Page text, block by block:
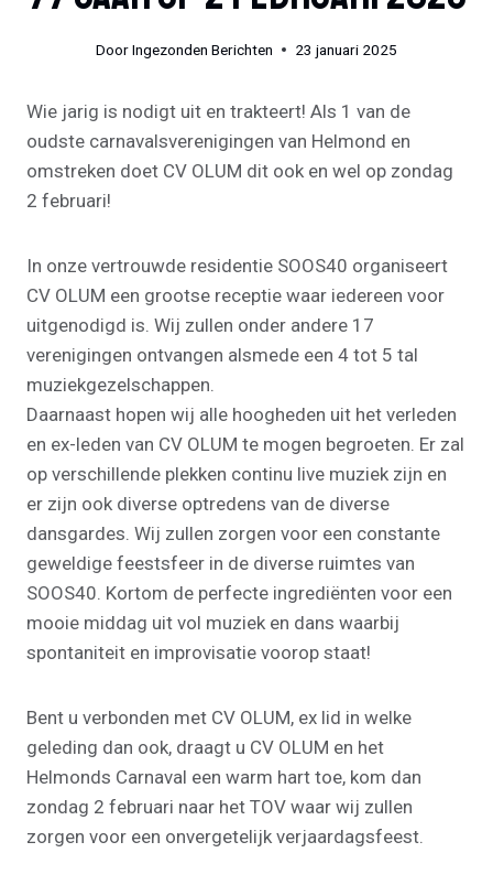
DoorIngezonden Berichten 23 januari 2025
Wie jarig is nodigt uit en trakteert! Als 1 van de
oudste carnavalsverenigingen van Helmond en
omstreken doet CV OLUM dit ook en wel op zondag
2 februari!
In onze vertrouwde residentie SOOS40 organiseert
CV OLUM een grootse receptie waar iedereen voor
uitgenodigd is. Wij zullen onder andere 17
verenigingen ontvangen alsmede een 4 tot 5 tal
muziekgezelschappen.
Daarnaast hopen wij alle hoogheden uit het verleden
en ex-leden van CV OLUM te mogen begroeten. Er zal
op verschillende plekken continu live muziek zijn en
er zijn ook diverse optredens van de diverse
dansgardes. Wij zullen zorgen voor een constante
geweldige feestsfeer in de diverse ruimtes van
SOOS40. Kortom de perfecte ingrediënten voor een
mooie middag uit vol muziek en dans waarbij
spontaniteit en improvisatie voorop staat!
Bent u verbonden met CV OLUM, ex lid in welke
geleding dan ook, draagt u CV OLUM en het
Helmonds Carnaval een warm hart toe, kom dan
zondag 2 februari naar het TOV waar wij zullen
zorgen voor een onvergetelijk verjaardagsfeest.